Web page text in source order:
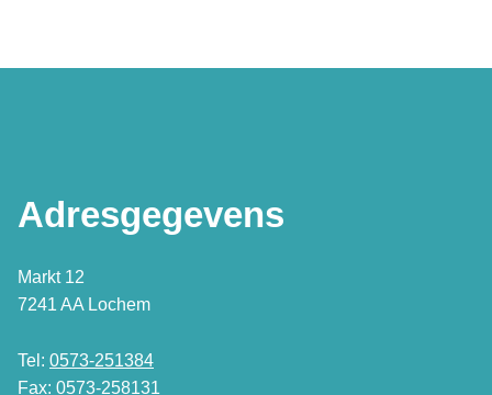
Adresgegevens
Markt 12
7241 AA Lochem
Tel: 0573-251384
Fax: 0573-258131